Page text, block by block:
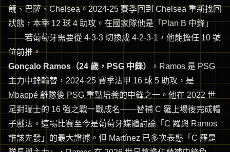
競、巴薩、Chelsea。2024-25 賽季回到 Chelsea 重新找回
狀態，本季 12 球 4 助攻。在國家隊他是「Plan B 中鋒」
——若葡萄牙需要從 4-3-3 切換成 4-2-3-1，他能擔任 10 號
位前推。
Gonçalo Ramos（24 歲，PSG 中鋒）。Ramos 是 PSG
主力中鋒輪替，2024-25 賽季法甲 16 球 5 助攻，是
Mbappé 離隊後 PSG 重點培養的中鋒之一。他在 2022 世
足對瑞士的 16 強之戰一戰成名——替補 C 羅上場後完成帽
子戲法。這場比賽至今是葡萄牙媒體討論「C 羅與 Ramos
誰該先發」的最大證據。但 Martínez 已多次表態「C 羅是